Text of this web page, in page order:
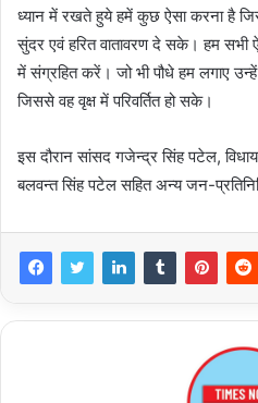
ध्यान में रखते हुये हमें कुछ ऐसा करना है
सुंदर एवं हरित वातावरण दे सके। हम सभी
में संग्रहित करें। जो भी पौधे हम लगाए
जिससे वह वृक्ष में परिवर्तित हो सके।
इस दौरान सांसद गजेन्द्र सिंह पटेल,
बलवन्त सिंह पटेल सहित अन्य जन-